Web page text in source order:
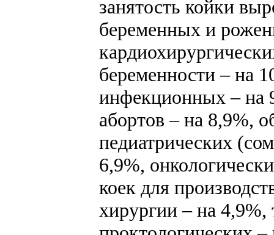
занятость койки
беременных и
беременности – на
инфекционных – на
абортов – на 8,9%,
педиатрических
6,9%,
коек для
хирургии – на 4,9%,